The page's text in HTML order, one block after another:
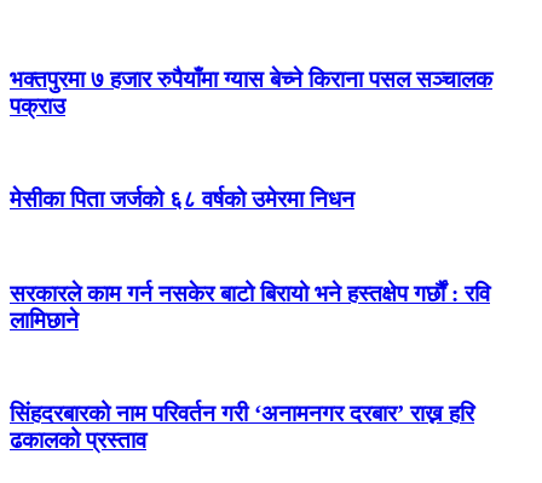
भक्तपुरमा ७ हजार रुपैयाँमा ग्यास बेच्ने किराना पसल सञ्चालक
पक्राउ
मेसीका पिता जर्जको ६८ वर्षको उमेरमा निधन
सरकारले काम गर्न नसकेर बाटो बिरायो भने हस्तक्षेप गर्छौं : रवि
लामिछाने
सिंहदरबारको नाम परिवर्तन गरी ‘अनामनगर दरबार’ राख्न हरि
ढकालको प्रस्ताव